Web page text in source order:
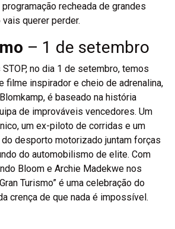
recheada de grandes
querer perder.
– 1 de setembro
no dia 1 de setembro, temos
filme inspirador e cheio de adrenalina,
é baseado na história
de improváveis vencedores. Um
um ex-piloto de corridas e um
desporto motorizado juntam forças
do automobilismo de elite. Com
Bloom e Archie Madekwe nos
Turismo” é uma celebração do
crença de que nada é impossível.